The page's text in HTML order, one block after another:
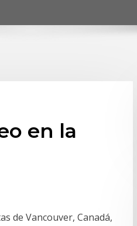
en la
de Vancouver, Canadá,